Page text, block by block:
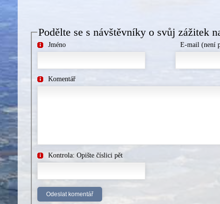
Podělte se s návštěvníky o svůj zážitek
Jméno E-mail (není
Komentář
Kontrola: Opište číslici pět